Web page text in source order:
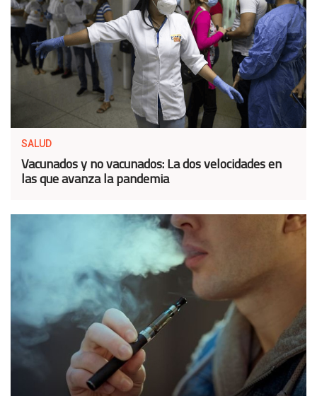
SALUD
Vacunados y no vacunados: La dos velocidades en
las que avanza la pandemia